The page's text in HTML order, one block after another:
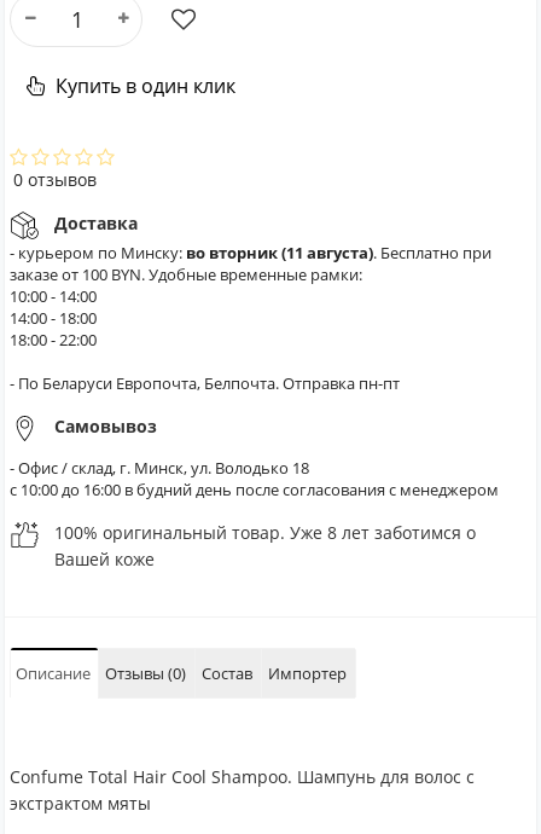
Купить в один клик
0 отзывов
Доставка
- курьером по Минску: во вторник (11 августа). Бесплатно при
заказе от 100 BYN. Удобные временные рамки:
10:00 - 14:00
14:00 - 18:00
18:00 - 22:00
- По Беларуси Европочта, Белпочта. Отправка пн-пт
Самовывоз
- Офис / склад, г. Минск, ул. Володько 18
с 10:00 до 16:00 в будний день после согласования с менеджером
100% оригинальный товар. Уже 8 лет заботимся о
Вашей коже
Описание Отзывы (0) Состав Импортер
Confume Total Hair Cool Shampoo. Шампунь для волос c
экстрактом мяты